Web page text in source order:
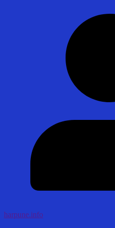
harpune.info